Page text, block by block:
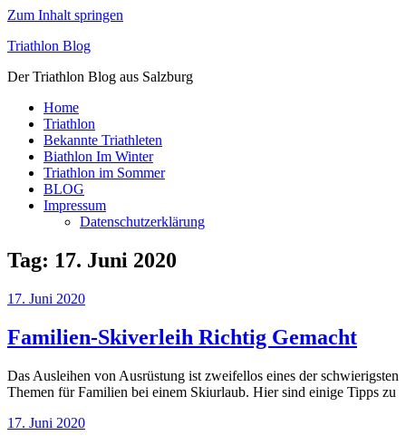
Zum Inhalt springen
Triathlon Blog
Der Triathlon Blog aus Salzburg
Home
Triathlon
Bekannte Triathleten
Biathlon Im Winter
Triathlon im Sommer
BLOG
Impressum
Datenschutzerklärung
Tag: 17. Juni 2020
17. Juni 2020
Familien-Skiverleih Richtig Gemacht
Das Ausleihen von Ausrüstung ist zweifellos eines der schwierigsten
Themen für Familien bei einem Skiurlaub. Hier sind einige Tipps zu
17. Juni 2020